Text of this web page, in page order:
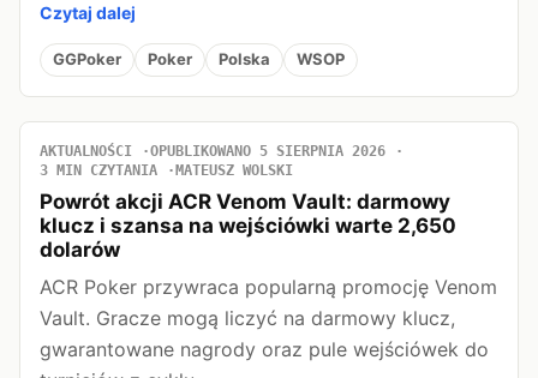
Czytaj dalej
GGPoker Poker Polska WSOP
AKTUALNOŚCI
OPUBLIKOWANO 5 SIERPNIA 2026
3 MIN CZYTANIA
MATEUSZ WOLSKI
Powrót akcji ACR Venom Vault: darmowy
klucz i szansa na wejściówki warte 2,650
dolarów
ACR Poker przywraca popularną promocję Venom
Vault. Gracze mogą liczyć na darmowy klucz,
gwarantowane nagrody oraz pule wejściówek do